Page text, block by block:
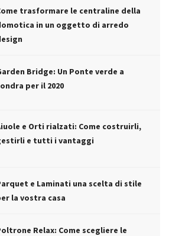
trasformare le centraline della
in un oggetto di arredo
Bridge: Un Ponte verde a
per il 2020
e Orti rialzati: Come costruirli,
e tutti i vantaggi
e Laminati una scelta di stile
la vostra casa
Relax: Come scegliere le